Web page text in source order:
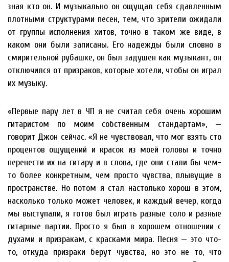
зная кто он. И музыкально он ощущал себя сдавленным
плотными структурами песен, тем, что зрители ожидали
от группы исполнения хитов, точно в таком же виде, в
каком они были записаны. Его надежды были словно в
смирительной рубашке, он был задушен как музыкант, он
отключился от призраков, которые хотели, чтобы он играл
их музыку.
«Первые пару лет в ЧП я не считал себя очень хорошим
гитаристом по моим собственным стандартам», —
говорит Джон сейчас. «Я не чувствовал, что мог взять сто
процентов ощущений и красок из моей головы и точно
перенести их на гитару и в слова, где они стали бы чем-
то более конкретным, чем просто чувства, плывущие в
пространстве. Но потом я стал настолько хорош в этом,
насколько только может человек, и каждый вечер, когда
мы выступали, я готов был играть разные соло и разные
гитарные партии. Просто я был в хорошем отношении с
духами и призракам, с красками мира. Песня — это что-
то, откуда призраки берут чувства, но это не то, что